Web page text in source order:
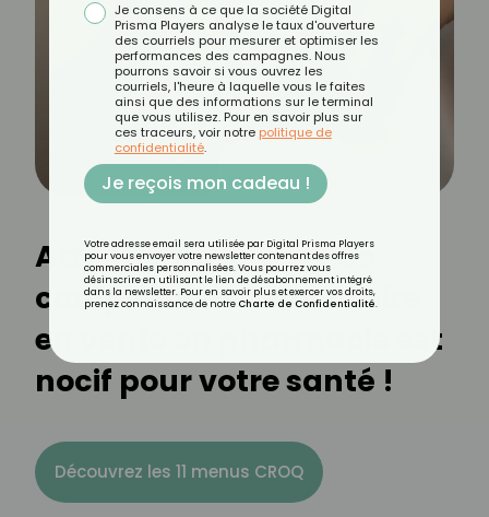
Attention, danger ! Ce
complément alimentaire
en vente en pharmacie est
nocif pour votre santé !
Découvrez les 11 menus CROQ
Je consens à ce que la société Digital
Prisma Players analyse le taux d'ouverture
des courriels pour mesurer et optimiser les
performances des campagnes. Nous
pourrons savoir si vous ouvrez les
courriels, l'heure à laquelle vous le faites
ainsi que des informations sur le terminal
que vous utilisez. Pour en savoir plus sur
ces traceurs, voir notre politique de
confidentialité.
Je reçois mon cadeau !
Votre adresse email sera utilisée par Digital Prisma Players
pour vous envoyer votre newsletter contenant des offres
commerciales personnalisées. Vous pourrez vous
désinscrire en utilisant le lien de désabonnement intégré
dans la newsletter. Pour en savoir plus et exercer vos droits,
prenez connaissance de notre Charte de Confidentialité.